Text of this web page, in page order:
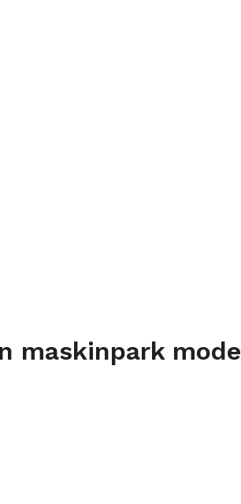
maskinpark